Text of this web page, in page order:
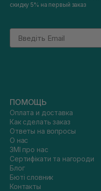
скидку 5% на первый заказ
Email
ПОМОЩЬ
Оплата и доставка
Как сделать заказ
Ответы на вопросы
О нас
ЗМІ про нас
Сертифікати та нагороди
Блог
Бюті словник
Контакты